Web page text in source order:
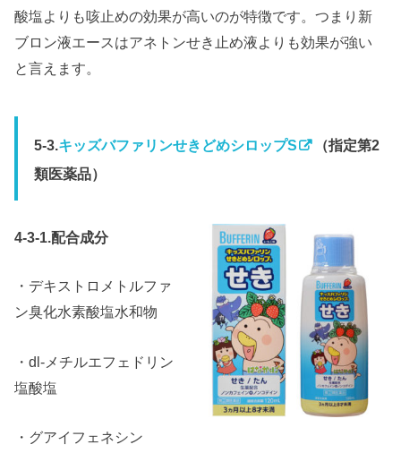
酸塩よりも咳止めの効果が高いのが特徴です。つまり新
ブロン液エースはアネトンせき止め液よりも効果が強い
と言えます。
5-3.キッズバファリンせきどめシロップS
（指定第2
類医薬品）
4-3-1.配合成分
・デキストロメトルファ
ン臭化水素酸塩水和物
・dl-メチルエフェドリン
塩酸塩
・グアイフェネシン